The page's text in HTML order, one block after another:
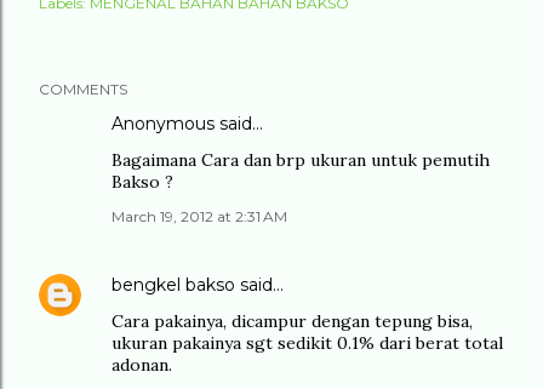
COMMENTS
Anonymous said…
Bagaimana Cara dan brp ukuran untuk pemutih
Bakso ?
March 19, 2012 at 2:31 AM
bengkel bakso said…
Cara pakainya, dicampur dengan tepung bisa,
ukuran pakainya sgt sedikit 0.1% dari berat total
adonan.